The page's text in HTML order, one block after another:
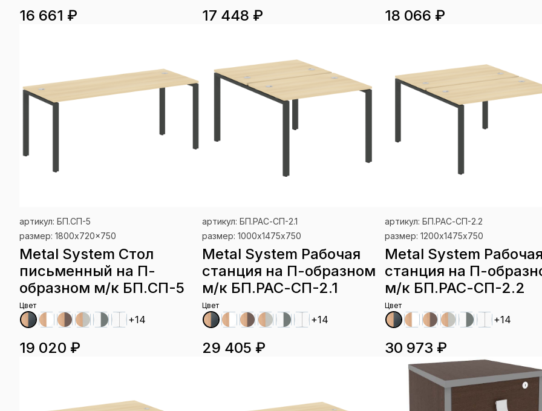
16 661 ₽ 17 448 ₽ 18 066 ₽
артикул: БП.СП-5
размер: 1800x720x750
Metal System Стол
письменный на П-
образном м/к БП.СП-5
Цвет
+14
19 020 ₽
артикул: БП.РАС-СП-2.1
размер: 1000х1475х750
Metal System Рабочая
станция на П-образном
м/к БП.РАС-СП-2.1
Цвет
+14
29 405 ₽
артикул: БП.РАС-СП-2.2
размер: 1200х1475х750
Metal System Рабочая
станция на П-
м/к БП.РАС-СП-2.2
Цвет
+14
30 973 ₽